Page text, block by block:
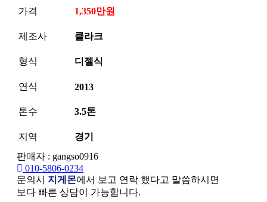
가격 1,350만원
제조사 클라크
형식 디젤식
연식 2013
톤수 3.5톤
지역
경기
판매자 : gangso0916
010-5806-0234
문의시 지게몬에서 보고 연락 했다고 말씀하시면
보다 빠른 상담이 가능합니다.